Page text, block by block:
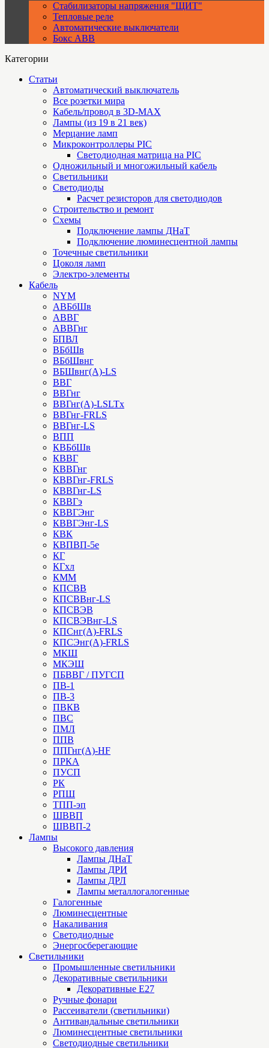
Стабилизаторы напряжения "ЩИТ"
Тепловые реле
Автоматические выключатели
Бокс ABB
Категории
Статьи
Автоматический выключатель
Все розетки мира
Кабель/провод в 3D-MAX
Лампы (из 19 в 21 век)
Мерцание ламп
Микроконтроллеры PIC
Cветодиодная матрица на PIC
Одножильный и многожильный кабель
Светильники
Светодиоды
Расчет резисторов для светодиодов
Строительство и ремонт
Схемы
Подключение лампы ДНаТ
Подключение люминесцентной лампы
Точечные светильники
Цоколя ламп
Электро-элементы
Кабель
NYM
АВБбШв
АВВГ
АВВГнг
БПВЛ
ВБбШв
ВБбШвнг
ВБШвнг(А)-LS
ВВГ
ВВГнг
ВВГнг(А)-LSLTx
ВВГнг-FRLS
ВВГнг-LS
ВПП
КВБбШв
КВВГ
КВВГнг
КВВГнг-FRLS
КВВГнг-LS
КВВГэ
КВВГЭнг
КВВГЭнг-LS
КВК
КВПВП-5е
КГ
КГхл
КММ
КПСВВ
КПСВВнг-LS
КПСВЭВ
КПСВЭВнг-LS
КПСнг(А)-FRLS
КПСЭнг(А)-FRLS
МКШ
МКЭШ
ПБВВГ / ПУГСП
ПВ-1
ПВ-3
ПВКВ
ПВС
ПМЛ
ППВ
ППГнг(А)-HF
ПРКА
ПУСП
РК
РПШ
ТПП-эп
ШВВП
ШВВП-2
Лампы
Высокого давления
Лампы ДНаТ
Лампы ДРИ
Лампы ДРЛ
Лампы металлогалогенные
Галогенные
Люминесцентные
Накаливания
Светодиодные
Энергосберегающие
Светильники
Промышленные светильники
Декоративные светильники
Декоративные Е27
Ручные фонари
Рассеиватели (светильники)
Антивандальные светильники
Люминесцентные светильники
Cветодиодные светильники